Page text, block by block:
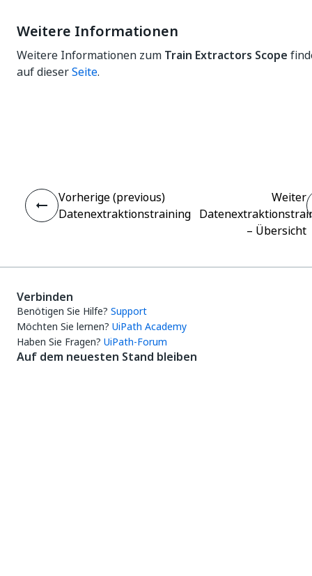
Weitere Informationen
Weitere Informationen zum Train Extractors Scope
auf dieserSeite.
Vorherige (previous)
Datenextraktionstraining
Weiter
– Übersicht
Verbinden
Benötigen Sie Hilfe? Support
Möchten Sie lernen? UiPath Academy
Haben Sie Fragen? UiPath-Forum
Auf dem neuesten Stand bleiben